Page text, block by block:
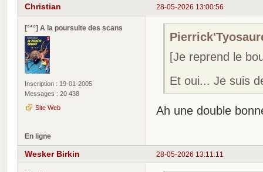
28-05-2026 13:00:56
Christian
[°*°] A la poursuite des scans
Inscription : 19-01-2005
Messages : 20 438
Site Web
[Je reprend le
Et oui... Je suis
Ah une double
En ligne
28-05-2026 13:11:11
Wesker Birkin